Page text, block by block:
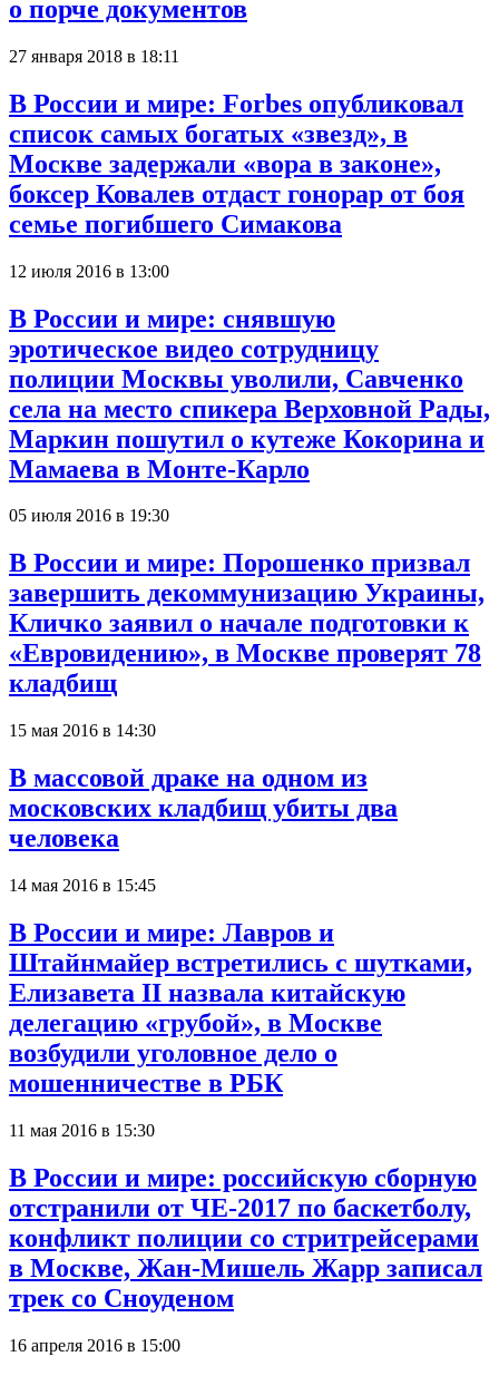
о порче документов
27 января 2018 в 18:11
В России и мире: Forbes опубликовал
список самых богатых «звезд», в
Москве задержали «вора в законе»,
боксер Ковалев отдаст гонорар от боя
семье погибшего Симакова
12 июля 2016 в 13:00
В России и мире: снявшую
эротическое видео сотрудницу
полиции Москвы уволили, Савченко
села на место спикера Верховной Рады,
Маркин пошутил о кутеже Кокорина и
Мамаева в Монте-Карло
05 июля 2016 в 19:30
В России и мире: Порошенко призвал
завершить декоммунизацию Украины,
Кличко заявил о начале подготовки к
«Евровидению», в Москве проверят 78
кладбищ
15 мая 2016 в 14:30
В массовой драке на одном из
московских кладбищ убиты два
человека
14 мая 2016 в 15:45
В России и мире: Лавров и
Штайнмайер встретились с шутками,
Елизавета II назвала китайскую
делегацию «грубой», в Москве
возбудили уголовное дело о
мошенничестве в РБК
11 мая 2016 в 15:30
В России и мире: российскую сборную
отстранили от ЧЕ-2017 по баскетболу,
конфликт полиции со стритрейсерами
в Москве, Жан-Мишель Жарр записал
трек со Сноуденом
16 апреля 2016 в 15:00